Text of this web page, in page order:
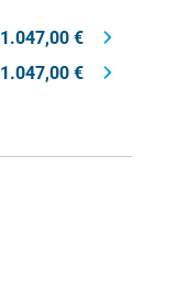
1.047,00 €
1.047,00 €